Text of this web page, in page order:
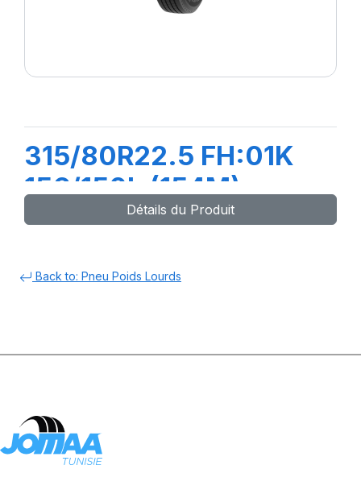
315/80R22.5 FH:01K
156/150L (154M)
Détails du Produit
Back to: Pneu Poids Lourds